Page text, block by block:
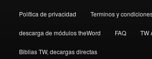
Política de privacidad Terminos y
descarga de módulos theWord FAQ TW
Biblias TW, decargas directas